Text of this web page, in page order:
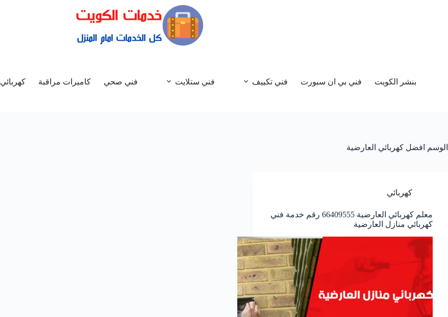
بنشر الكويت فني بي ان سبورت فني تكييف فني ستلايت فني صحي كاميرات مراقبة كهربائي
الوسم افضل كهربائي العارضية
كهربائي
معلم كهربائي العارضية 66409555 رقم خدمة فني
كهربائي منازل العارضية